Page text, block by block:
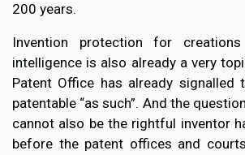
200 years.
Invention protection for
intelligence is also already a very
Patent Office has already signalled
patentable “as such”. And the
cannot also be the rightful inventor
before the patent offices and